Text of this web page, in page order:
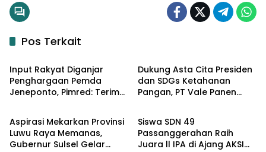
Pos Terkait
Input Regional
Input Rakyat Diganjar
Penghargaan Pemda
Jeneponto, Pimred: Terima
Dukung Asta Cita Presiden
dan SDGs Ketahanan
Pangan, PT Vale Panen
Input Regional
Aspirasi Mekarkan Provinsi
Luwu Raya Memanas,
Gubernur Sulsel Gelar
Input Regional
Siswa SDN 49
Passanggerahan Raih
Juara ll IPA di Ajang AKSI
Input Regional Input Politik